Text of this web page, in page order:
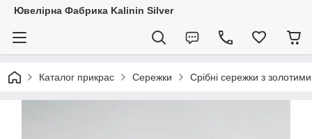
Ювелірна Фабрика Kalinin Silver
Каталог прикрас Сережки Срібні сережки з